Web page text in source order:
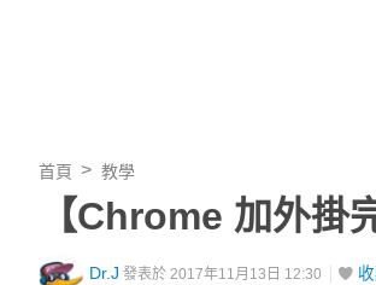
首頁 教學
【Chrome 加外掛
Dr.J 發表於 2017年11月13日 12:30